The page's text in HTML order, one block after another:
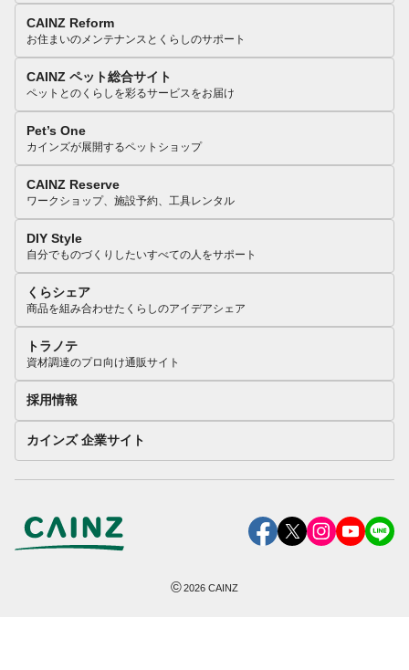
CAINZ Reform
お住まいのメンテナンスとくらしのサポート
CAINZ ペット総合サイト
ペットとのくらしを彩るサービスをお届け
Pet’s One
カインズが展開するペットショップ
CAINZ Reserve
ワークショップ、施設予約、工具レンタル
DIY Style
自分でものづくりしたいすべての人をサポート
くらシェア
商品を組み合わせたくらしのアイデアシェア
トラノテ
資材調達のプロ向け通販サイト
採用情報
カインズ 企業サイト
©2026 CAINZ